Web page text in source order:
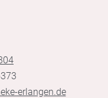
erlangen.de